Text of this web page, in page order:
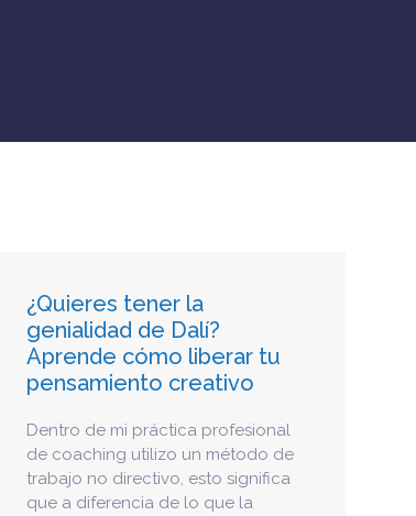
¿Quieres tener la
genialidad de Dalí?
Aprende cómo liberar tu
pensamiento creativo
Dentro de mi práctica profesional
de coaching utilizo un método de
trabajo no directivo, esto significa
que a diferencia de lo que la